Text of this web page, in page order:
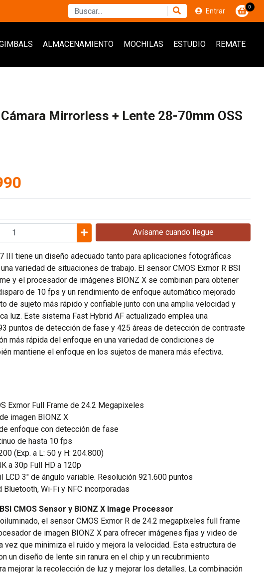
Entrar 0
ALMACENAMIENTO MOCHILAS ESTUDIO REMATE
Mirrorless + Lente 28-70mm OSS
Avísame cuando llegue
III tiene un diseño adecuado tanto para aplicaciones fotográficas
variedad de situaciones de trabajo. El sensor CMOS Exmor R BSI
y el procesador de imágenes BIONZ X se combinan para obtener
de 10 fps y un rendimiento de enfoque automático mejorado
de sujeto más rápido y confiable junto con una amplia velocidad y
luz. Este sistema Fast Hybrid AF actualizado emplea una
puntos de detección de fase y 425 áreas de detección de contraste
más rápida del enfoque en una variedad de condiciones de
mantiene el enfoque en los sujetos de manera más efectiva.
Exmor Full Frame de 24.2 Megapixeles
imagen BIONZ X
enfoque con detección de fase
de hasta 10 fps
(Exp. a L: 50 y H: 204.800)
a 30p Full HD a 120p
LCD 3" de ángulo variable. Resolución 921.600 puntos
Bluetooth, Wi-Fi y NFC incorporadas
CMOS Sensor y BIONZ X Image Processor
el sensor CMOS Exmor R de 24.2 megapíxeles full frame
de imagen BIONZ X para ofrecer imágenes fijas y video de
vez que minimiza el ruido y mejora la velocidad. Esta estructura de
un diseño de lente sin ranura en el chip y un recubrimiento
mejorar la recolección de luz y mejorar los detalles. La combinación